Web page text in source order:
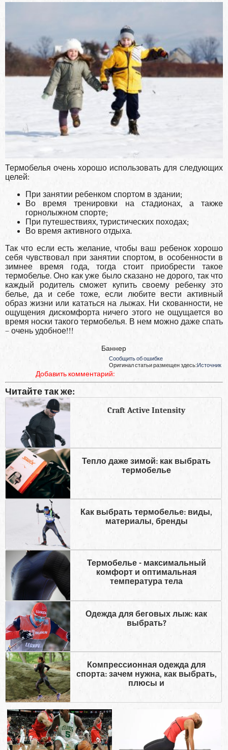
Термобелья очень хорошо использовать для следующих
целей:
При занятии ребенком спортом в здании;
Во время тренировки на стадионах, а также
горнолыжном спорте;
При путешествиях, туристических походах;
Во время активного отдыха.
Так что если есть желание, чтобы ваш ребенок хорошо
себя чувствовал при занятии спортом, в особенности в
зимнее время года, тогда стоит приобрести такое
термобелье. Оно как уже было сказано не дорого, так что
каждый родитель сможет купить своему ребенку это
белье, да и себе тоже, если любите вести активный
образ жизни или кататься на лыжах. Ни скованности, не
ощущения дискомфорта ничего этого не ощущается во
время носки такого термобелья. В нем можно даже спать
– очень удобное!!!
Баннер
Сообщить об ошибке
Оригинал статьи размещен здесь:Источник
Добавить комментарий:
Читайте так же:
Craft Active Intensity
Тепло даже зимой: как выбрать
термобелье
Как выбрать термобелье: виды,
материалы, бренды
Термобелье - максимальный
комфорт и оптимальная
температура тела
Одежда для беговых лыж: как
выбрать?
Компрессионная одежда для
спорта: зачем нужна, как выбрать,
плюсы и